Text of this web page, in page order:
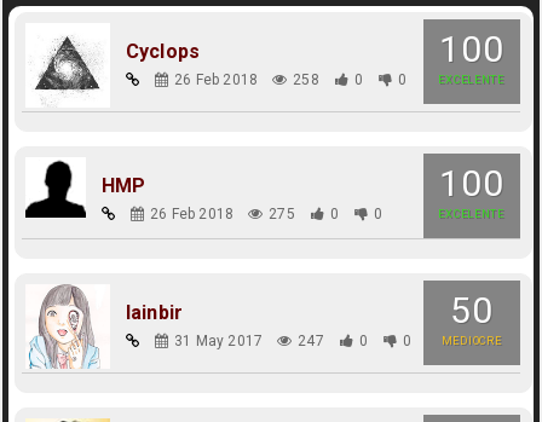
100
EXCELENTE
Cyclops
26 Feb 2018 258 0 0
100
EXCELENTE
HMP
26 Feb 2018 275 0 0
50
MEDIOCRE
lainbir
31 May 2017 247 0 0